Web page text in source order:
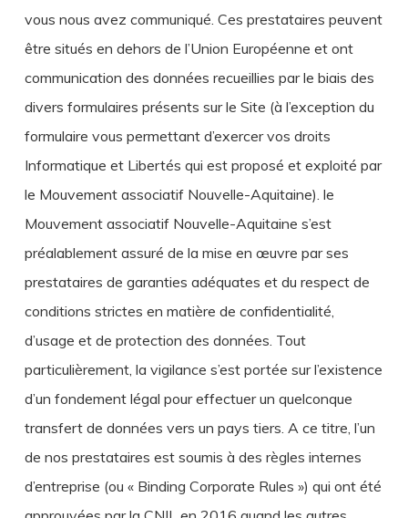
vous nous avez communiqué. Ces prestataires peuvent
être situés en dehors de l’Union Européenne et ont
communication des données recueillies par le biais des
divers formulaires présents sur le Site (à l’exception du
formulaire vous permettant d’exercer vos droits
Informatique et Libertés qui est proposé et exploité par
le Mouvement associatif Nouvelle-Aquitaine). le
Mouvement associatif Nouvelle-Aquitaine s’est
préalablement assuré de la mise en œuvre par ses
prestataires de garanties adéquates et du respect de
conditions strictes en matière de confidentialité,
d’usage et de protection des données. Tout
particulièrement, la vigilance s’est portée sur l’existence
d’un fondement légal pour effectuer un quelconque
transfert de données vers un pays tiers. A ce titre, l’un
de nos prestataires est soumis à des règles internes
d’entreprise (ou « Binding Corporate Rules ») qui ont été